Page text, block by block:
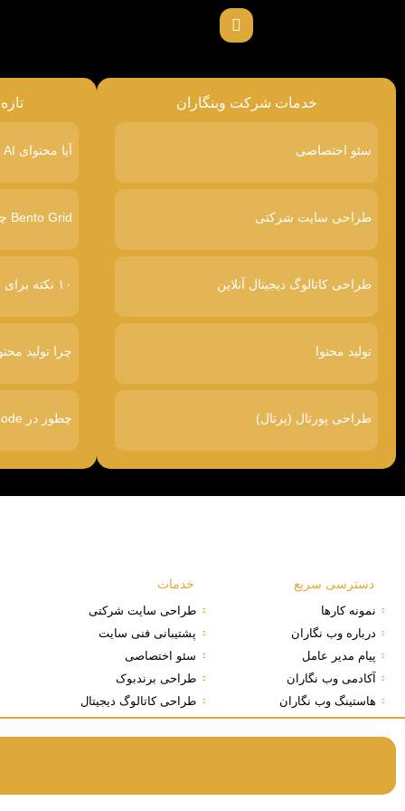
خدمات شرکت وبنگاران
سئو اختصاصی
طراحی سایت شرکتی
طراحی کاتالوگ دیجیتال آنلاین
تولید محتوا
طراحی پورتال (پرتال)
آیا محتوای AI در گوگل رتبه پایین‌تری می‌گیرد
Bento Grid چیست
۱۰ نکته برای طراحی سایت پرفروش
چرا تولید
چطور در Google AI Mode دیده شویم
دسترسی سریع
نمونه کارها
درباره وب نگاران
پیام مدیر عامل
آکادمی وب نگاران
هاستینگ وب نگاران
خدمات
طراحی سایت شرکتی
پشتیبانی فنی سایت
سئو اختصاصی
طراحی برندبوک
طراحی کاتالوگ دیجیتال